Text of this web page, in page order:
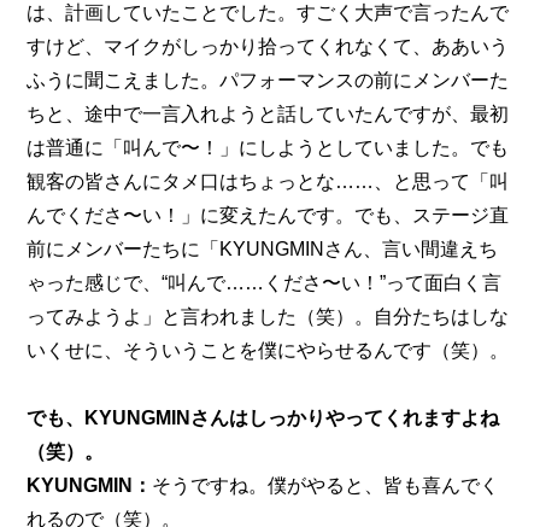
は、計画していたことでした。すごく大声で言ったんで
すけど、マイクがしっかり拾ってくれなくて、ああいう
ふうに聞こえました。パフォーマンスの前にメンバーた
ちと、途中で一言入れようと話していたんですが、最初
は普通に「叫んで〜！」にしようとしていました。でも
観客の皆さんにタメ口はちょっとな……、と思って「叫
んでくださ〜い！」に変えたんです。でも、ステージ直
前にメンバーたちに「KYUNGMINさん、言い間違えち
ゃった感じで、“叫んで……くださ〜い！”って面白く言
ってみようよ」と言われました（笑）。自分たちはしな
いくせに、そういうことを僕にやらせるんです（笑）。
でも、KYUNGMINさんはしっかりやってくれますよね
（笑）。
KYUNGMIN： そうですね。僕がやると、皆も喜んでく
れるので（笑）。